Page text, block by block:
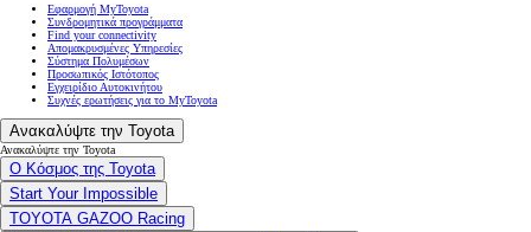
Εφαρμογή MyToyota
Συνδρομητικά προγράμματα
Find your connectivity
Απομακρυσμένες Υπηρεσίες
Σύστημα Πολυμέσων
Προσωπικός Ιστότοπος
Εγχειρίδιο Αυτοκινήτου
Συχνές ερωτήσεις για το MyToyota
Ανακαλύψτε την Toyota
Ανακαλύψτε την Toyota
Ο Κόσμος της Toyota
Start Your Impossible
TOYOTA GAZOO Racing